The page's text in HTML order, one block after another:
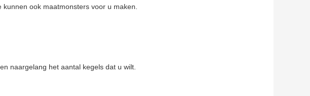
ook maatmonsters voor u maken.
naargelang het aantal kegels dat u wilt.